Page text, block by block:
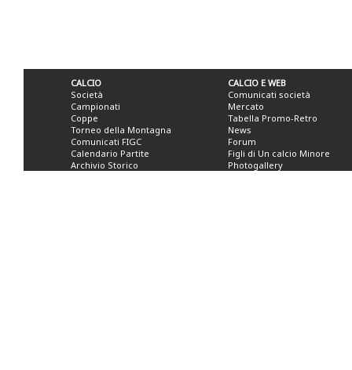
CALCIO
Società
Campionati
Coppe
Torneo della Montagna
Comunicati FIGC
Calendario Partite
Archivio Storico
CALCIO E WEB
Comunicati società
Mercato
Tabella Promo-Retro
News
Forum
Figli di Un calcio Minore
Photogallery